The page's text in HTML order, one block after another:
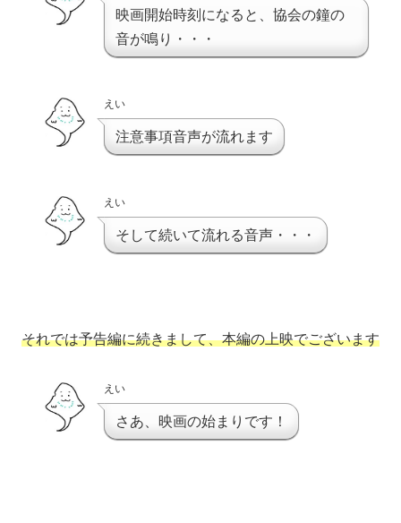
映画開始時刻になると、協会の鐘の
音が鳴り・・・
えい
注意事項音声が流れます
えい
そして続いて流れる音声・・・
それでは予告編に続きまして、本編の上映でございます
えい
さあ、映画の始まりです！